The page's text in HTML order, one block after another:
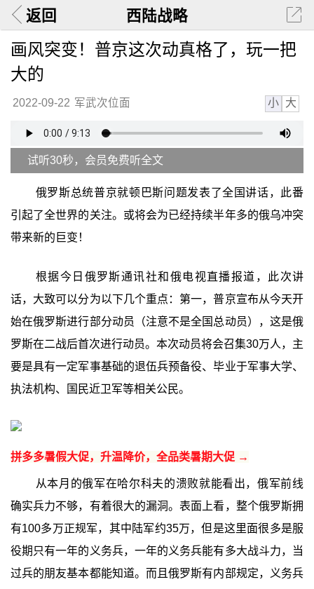
返回 西陆战略
画风突变！普京这次动真格了，玩一把
大的
2022-09-22 军武次位面 小 大
试听30秒，会员免费听全文
俄罗斯总统普京就顿巴斯问题发表了全国讲话，此番
引起了全世界的关注。或将会为已经持续半年多的俄乌冲突
带来新的巨变！
根据今日俄罗斯通讯社和俄电视直播报道，此次讲
话，大致可以分为以下几个重点：第一，普京宣布从今天开
始在俄罗斯进行部分动员（注意不是全国总动员），这是俄
罗斯在二战后首次进行动员。本次动员将会召集30万人，主
要是具有一定军事基础的退伍兵预备役、毕业于军事大学、
执法机构、国民近卫军等相关公民。
拼多多暑假大促，升温降价，全品类暑期大促 →
从本月的俄军在哈尔科夫的溃败就能看出，俄军前线
确实兵力不够，有着很大的漏洞。表面上看，整个俄罗斯拥
有100多万正规军，其中陆军约35万，但是这里面很多是服
役期只有一年的义务兵，一年的义务兵能有多大战斗力，当
过兵的朋友基本都能知道。而且俄罗斯有内部规定，义务兵